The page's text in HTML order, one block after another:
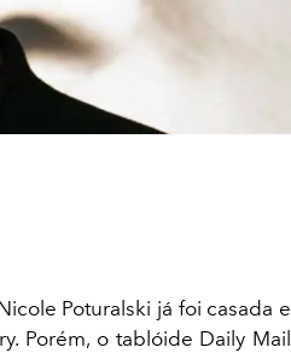
Poturalski já foi casada e
Porém, o tablóide Daily Mail